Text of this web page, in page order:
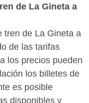
de La Gineta a
tren de La Gineta a
de las tarifas
los precios pueden
los billetes de
es posible
disponibles y